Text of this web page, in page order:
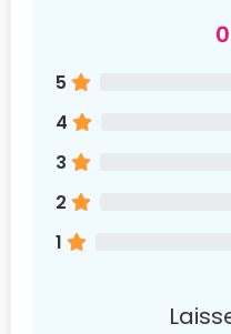
0
5
4
3
2
1